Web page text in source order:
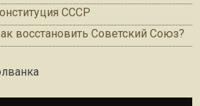
СССР
восстановить Советский Союз?